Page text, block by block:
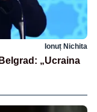
Ionuț Nichita
„Ucraina